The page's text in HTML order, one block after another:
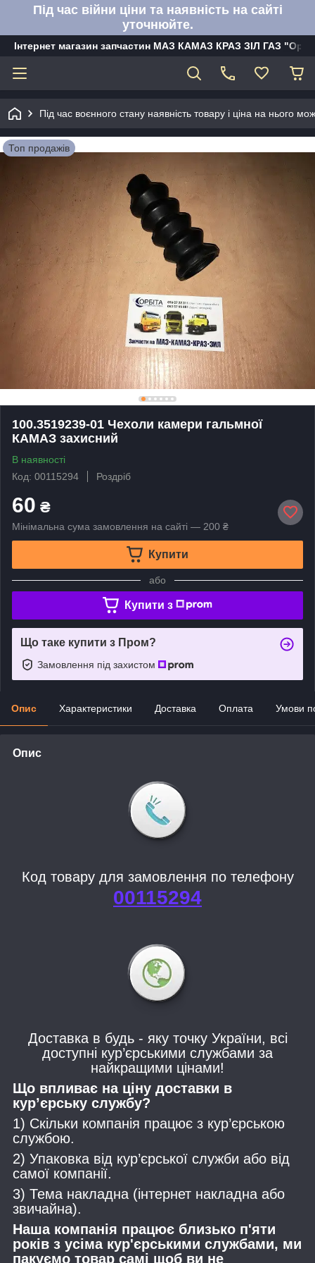
Під час війни ціни та наявність на сайті
уточнюйте.
Інтернет магазин запчастин МАЗ КАМАЗ КРАЗ ЗІЛ ГАЗ
Під час воєнного стану наявність товару і ціна на нього
Топ продажів
100.3519239-01 Чехоли камери гальмної
КАМАЗ захисний
В наявності
Код: 00115294
Роздріб
60 ₴
Мінімальна сума замовлення на сайті — 200 ₴
Купити
або
Купити з
Що таке купити з Пром?
Замовлення під захистом
Опис Характеристики Доставка Оплата Умови
Опис
Код товару для замовлення по телефону
00115294
Доставка в будь - яку точку України, всі
доступні кур’єрськими службами за
найкращими цінами!
Що впливає на ціну доставки в
кур’єрську службу?
1) Скільки компанія працює з кур’єрською
службою.
2) Упаковка від кур’єрської служби або від
самої компанії.
3) Тема накладна (інтернет накладна або
звичайна).
Наша компанія працює близько п'яти
років з усіма кур'єрськими службами, ми
пакуємо товар самі щоб ви не